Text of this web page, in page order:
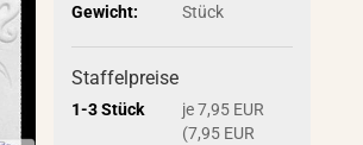
Gewicht:
Stück
Staffelpreise
1-3 Stück
je 7,95 EUR
(7,95 EUR